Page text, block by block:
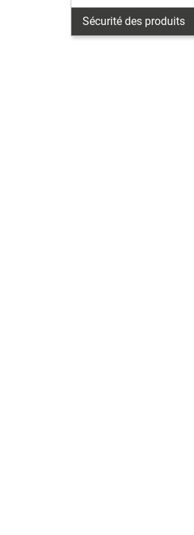
Sécurité des produits